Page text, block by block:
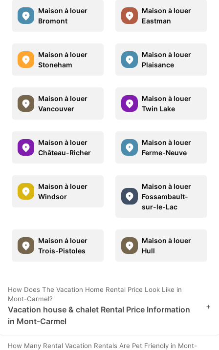
Maison à louer
Bromont
Maison à louer
Eastman
Maison à louer
Stoneham
Maison à louer
Plaisance
Maison à louer
Vancouver
Maison à louer
Twin Lake
Maison à louer
Château-Richer
Maison à louer
Ferme-Neuve
Maison à louer
Windsor
Maison à louer
Fossambault-
sur-le-Lac
Maison à louer
Trois-Pistoles
Maison à louer
Hull
How Does The Vacation Home Rental Price Look Like in
Mont-Carmel?
Vacation house & chalet Rental Price Information
in Mont-Carmel
+
How Many Rental Vacation Rentals Are Pet Friendly in Mont-